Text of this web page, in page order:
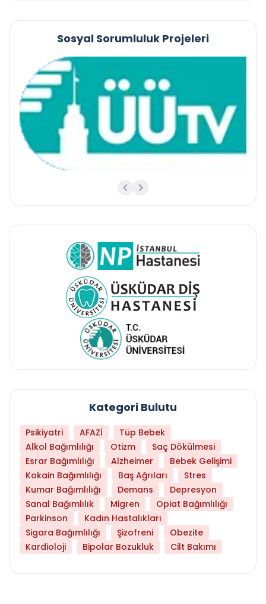
Sosyal Sorumluluk Projeleri
Kategori Bulutu
Psikiyatri AFAZİ
Tüp Bebek
Alkol Bağımlılığı
Otizm
Saç Dökülmesi
Esrar Bağımlılığı
Alzheimer
Bebek Gelişimi
Kokain Bağımlılığı
Baş Ağrıları
Stres
Kumar Bağımlılığı
Demans
Depresyon
Sanal Bağımlılık
Migren
Opiat Bağımlılığı
Parkinson
Kadın Hastalıkları
Sigara Bağımlılığı
Şizofreni
Obezite
Kardioloji
Bipolar Bozukluk Cilt Bakımı